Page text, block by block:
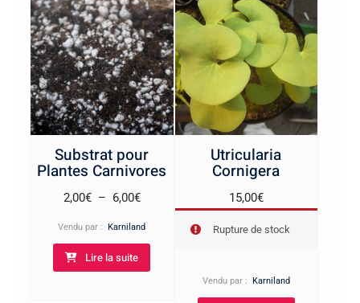
Substrat pour
Plantes Carnivores
2,00€ – 6,00€Plage
Vendu par : Karniland
Lire la suite
Utricularia
Cornigera
15,00€
Rupture de stock
Vendu par : Karniland